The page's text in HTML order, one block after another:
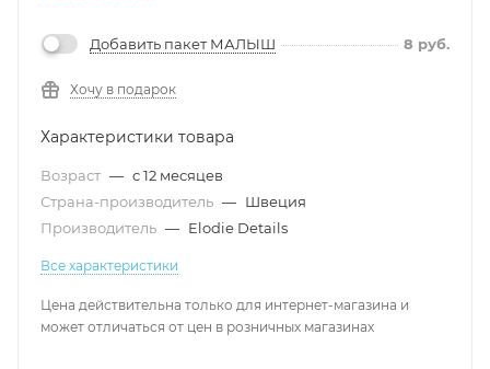
Добавить пакет МАЛЫШ 8 руб.
Хочу в подарок
Характеристики товара
Возраст — с 12 месяцев
Страна-производитель — Швеция
Производитель — Elodie Details
Все характеристики
Цена действительна только для интернет-магазина и
может отличаться от цен в розничных магазинах